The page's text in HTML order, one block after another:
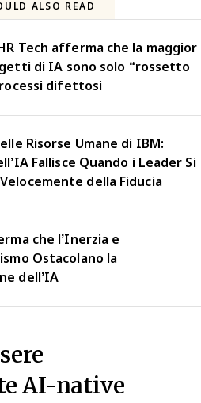
ALSO READ
Tech afferma che la maggior
di IA sono solo “rossetto
difettosi
Risorse Umane di IBM:
Fallisce Quando i Leader Si
della Fiducia
che l’Inerzia e
Ostacolano la
dell’IA
AI-native